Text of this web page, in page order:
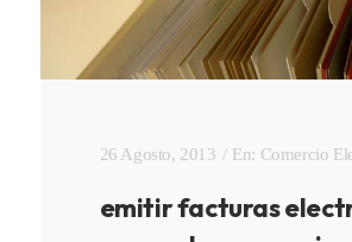
26 Agosto, 2013 En: Comercio
emitir facturas